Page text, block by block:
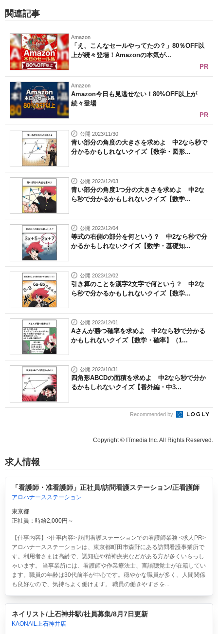
関連記事
Amazon
「え、こんなセールやってたの？」80％OFF以
上が続々登場！Amazonの本気が...
PR
Amazon
Amazon今日も見逃せない！80%OFF以上が
続々登場
PR
公開 2023/11/30
青い部分の角度の大きさを求めよ 中2なら秒で
分かるかもしれないクイズ【数学・図形...
公開 2023/12/03
青い部分の角度1つ分の大きさを求めよ 中2な
ら秒で分かるかもしれないクイズ【数学...
公開 2023/12/04
等式の右側の部分を何という？ 中2なら秒で分
かるかもしれないクイズ【数学・基礎知...
公開 2023/12/02
引き算のことを漢字2文字で何という？ 中2な
ら秒で分かるかもしれないクイズ【数学...
公開 2023/12/01
Aさんが勝つ確率を求めよ 中2なら秒で分かる
かもしれないクイズ【数学・確率】（1...
公開 2023/10/31
四角形ABCDの面積を求めよ 中2なら秒で分か
るかもしれないクイズ【番外編・中3...
Recommended by
Copyright © ITmedia Inc. All Rights Reserved.
求人情報
「看護師・准看護師」正社員/訪問看護ステーション/正看護師
アロハナースステーション
東京都
正社員：時給2,000円～
【仕事内容】<仕事内容> 訪問看護ステーションでの看護師業務 <求人PR>
アロハナースステーションは、東京都町田市森野にある訪問看護事業所で
す。利用者さまは高齢で、認知症や精神疾患などがある方が多くいらっし
ゃいます。 当事業所には、看護師や作業療法士、言語聴覚士が在籍してい
ます。職員の年齢は30代前半が中心です。穏やかな職員が多く、人間関係
も良好なので、気持ちよく働けます。 職員の働きやすさを...
ネイリスト/上石神井駅/社員募集/8月7日更新
KAONAIL上石神井店